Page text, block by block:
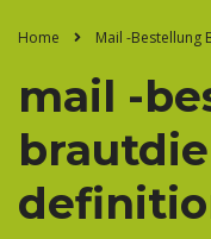
Home Mail -Bestellung
mail -